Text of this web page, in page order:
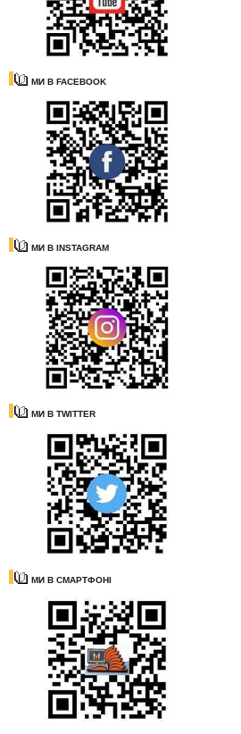
МИ В FACEBOOK
МИ В INSTAGRAM
МИ В TWITTER
МИ В СМАРТФОНІ